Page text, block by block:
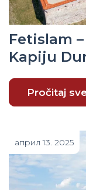
Fetislam
Kapiju
Pročitaj
април 13. 2025